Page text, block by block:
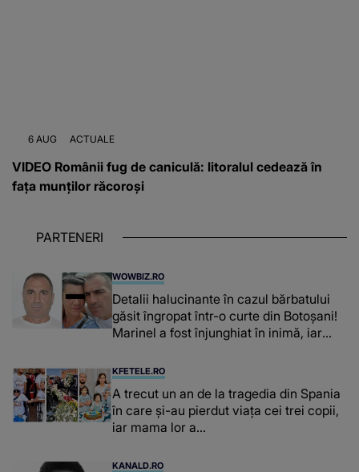
6 AUG ACTUALE
VIDEO Românii fug de caniculă: litoralul cedează în
fața munților răcoroși
PARTENERI
WOWBIZ.RO
Detalii halucinante în cazul bărbatului
găsit îngropat într-o curte din Botoșani!
Marinel a fost înjunghiat în inimă, iar
suspecți
KFETELE.RO
A trecut un an de la tragedia din Spania
în care și-au pierdut viața cei trei copii,
iar mama lor a…
KANALD.RO